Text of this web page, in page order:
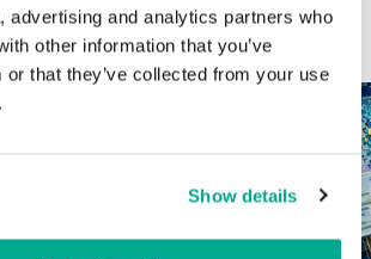
advertising and analytics partners who
other information that you’ve
or that they’ve collected from your use
Show details